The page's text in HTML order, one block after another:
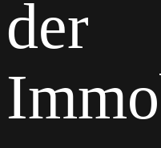
der